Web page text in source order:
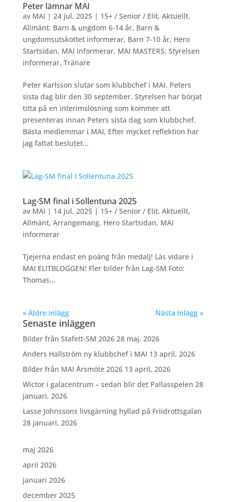
Peter lämnar MAI
av MAI | 24 jul, 2025| 15+ / Senior / Elit, Aktuellt,
Allmänt, Barn & ungdom 6-14 år, Barn &
ungdomsutskottet informerar, Barn 7-10 år, Hero
Startsidan, MAI informerar, MAI MASTERS, Styrelsen
informerar, Tränare
Peter Karlsson slutar som klubbchef i MAI. Peters
sista dag blir den 30 september. Styrelsen har börjat
titta på en interimslösning som kommer att
presenteras innan Peters sista dag som klubbchef.
Bästa medlemmar i MAI, Efter mycket reflektion har
jag fattat beslutet...
Lag-SM final i Sollentuna 2025
av MAI | 14 jul, 2025| 15+ / Senior / Elit, Aktuellt,
Allmänt, Arrangemang, Hero Startsidan, MAI
informerar
Tjejerna endast en poäng från medalj! Läs vidare i
MAI ELITBLOGGEN! Fler bilder från Lag-SM Foto:
Thomas...
« Äldre inlägg Nästa Inlägg »
Senaste inläggen
Bilder från Stafett-SM 2026 28 maj, 2026
Anders Hallström ny klubbchef i MAI 13 april, 2026
Bilder från MAI Årsmöte 2026 13 april, 2026
Wictor i galacentrum – sedan blir det Pallasspelen 28
januari, 2026
Lasse Johnssons livsgärning hyllad på Friidrottsgalan
28 januari, 2026
maj 2026
april 2026
januari 2026
december 2025